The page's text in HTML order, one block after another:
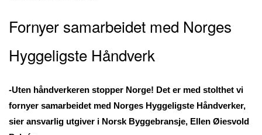
Fornyer samarbeidet med Norges
Hyggeligste Håndverk
-Uten håndverkeren stopper Norge! Det er med stolthet vi
fornyer samarbeidet med Norges Hyggeligste Håndverker,
sier ansvarlig utgiver i Norsk Byggebransje, Ellen Øiesvold